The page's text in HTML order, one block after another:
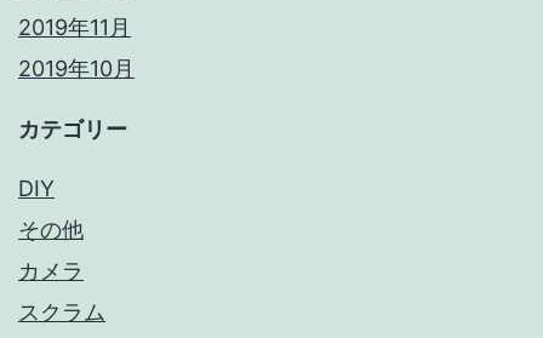
2019年11月
2019年10月
カテゴリー
DIY
その他
カメラ
スクラム